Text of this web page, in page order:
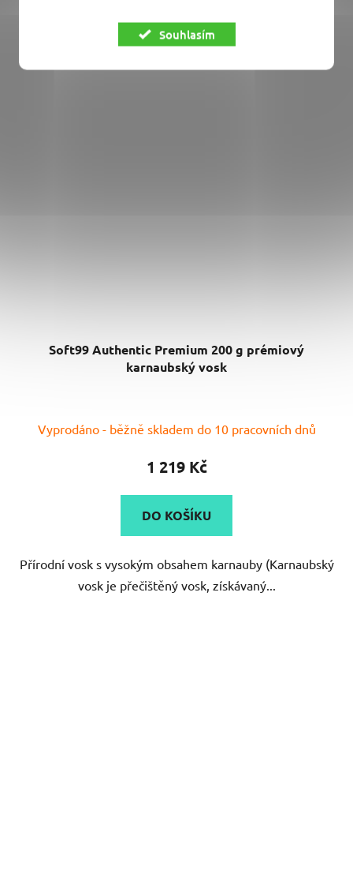
Souhlasím
vysoké množství vosku CARNAUBA...
Soft99 Authentic Premium 200 g prémiový
karnaubský vosk
hodnocení
produktu
5,0
z
hvězdiček.
Vyprodáno - běžně skladem do 10 pracovních dnů
1 219 Kč
DO KOŠÍKU
Přírodní vosk s vysokým obsahem karnauby (Karnaubský
vosk je přečištěný vosk, získávaný...